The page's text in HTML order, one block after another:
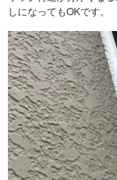
しになってもOKです。